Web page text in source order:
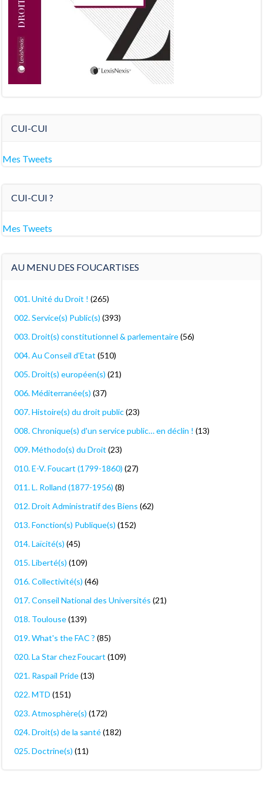
CUI-CUI
Mes Tweets
CUI-CUI ?
Mes Tweets
AU MENU DES FOUCARTISES
001. Unité du Droit ! (265)
002. Service(s) Public(s) (393)
003. Droit(s) constitutionnel & parlementaire(56)
004. Au Conseil d'Etat (510)
005. Droit(s) européen(s) (21)
006. Méditerranée(s) (37)
007. Histoire(s) du droit public(23)
008. Chronique(s) d'un service public… en déclin ! (13)
009. Méthodo(s) du Droit (23)
010. E-V. Foucart (1799-1860) (27)
011. L. Rolland (1877-1956) (8)
012. Droit Administratif des Biens (62)
013. Fonction(s) Publique(s) (152)
014. Laïcité(s) (45)
015. Liberté(s) (109)
016. Collectivité(s) (46)
017. Conseil National des Universités (21)
018. Toulouse(139)
019. What's the FAC ? (85)
020. La Star chez Foucart (109)
021. Raspail Pride(13)
022. MTD (151)
023. Atmosphère(s) (172)
024. Droit(s) de la santé(182)
025. Doctrine(s) (11)